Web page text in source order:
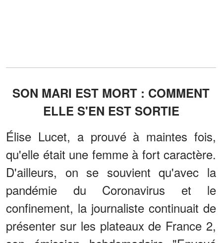
SON MARI EST MORT : COMMENT
ELLE S'EN EST SORTIE
Élise Lucet, a prouvé à maintes fois,
qu'elle était une femme à fort caractère.
D'ailleurs, on se souvient qu'avec la
pandémie du Coronavirus et le
confinement, la journaliste continuait de
présenter sur les plateaux de France 2,